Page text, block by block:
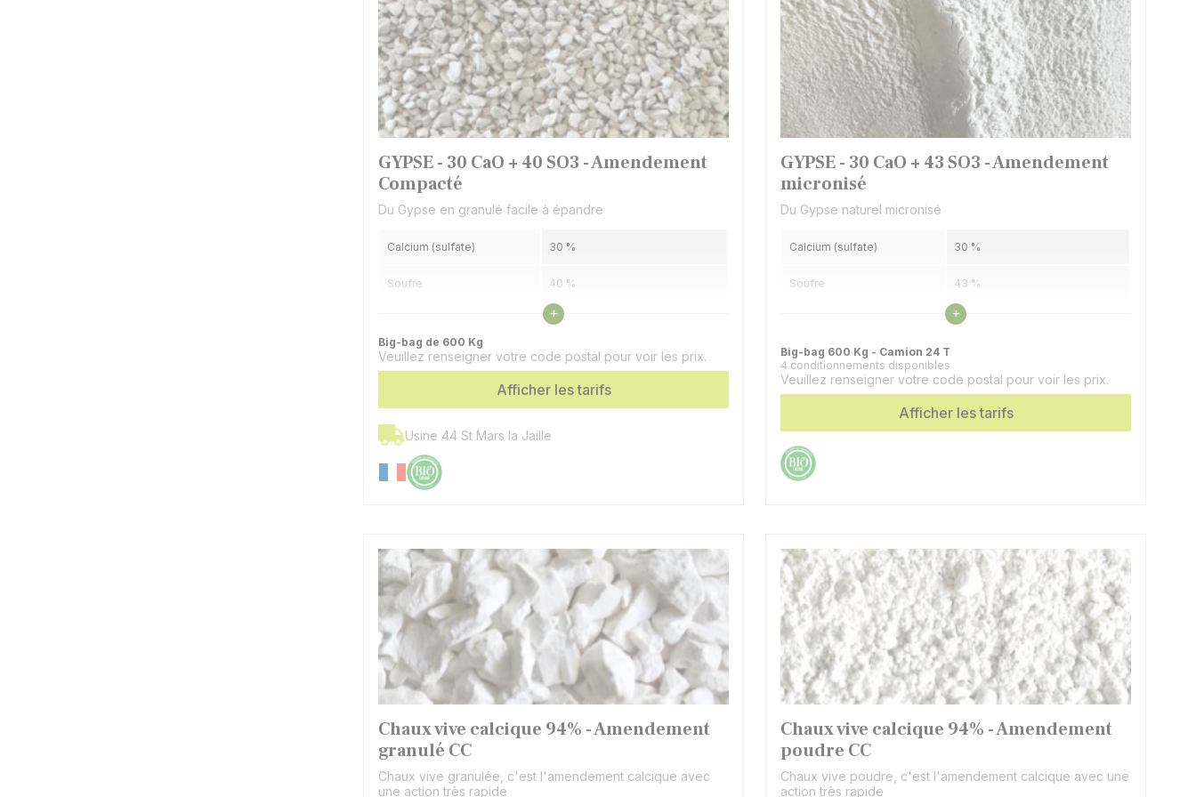
GYPSE - 30 CaO + 40 SO3 - Amendement
Compacté
Du Gypse en granulé facile à épandre
Calcium (sulfate) 30 %
Soufre 40 %
Granulé (compacté)
Voir les caractéristiques
+
Big-bag de 600 Kg
Veuillez renseigner votre code postal pour voir les prix.
Afficher les tarifs
Usine 44 St Mars la Jaille
GYPSE - 30 CaO + 43 SO3 - Amendement
micronisé
Du Gypse naturel micronisé
Calcium (sulfate) 30 %
Soufre 43 %
Micronisé (poudre)
Voir les caractéristiques
+
Big-bag 600 Kg - Camion 24 T
4 conditionnements disponibles
Veuillez renseigner votre code postal pour voir les prix.
Afficher les tarifs
Chaux vive calcique 94% - Amendement
granulé CC
Chaux vive granulée, c'est l'amendement calcique avec
une action très rapide
Chaux vive calcique 94% - Amendement
poudre CC
Chaux vive poudre, c'est l'amendement calcique avec une
action très rapide